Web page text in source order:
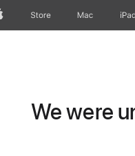
AppleStore Mac iPad
We were